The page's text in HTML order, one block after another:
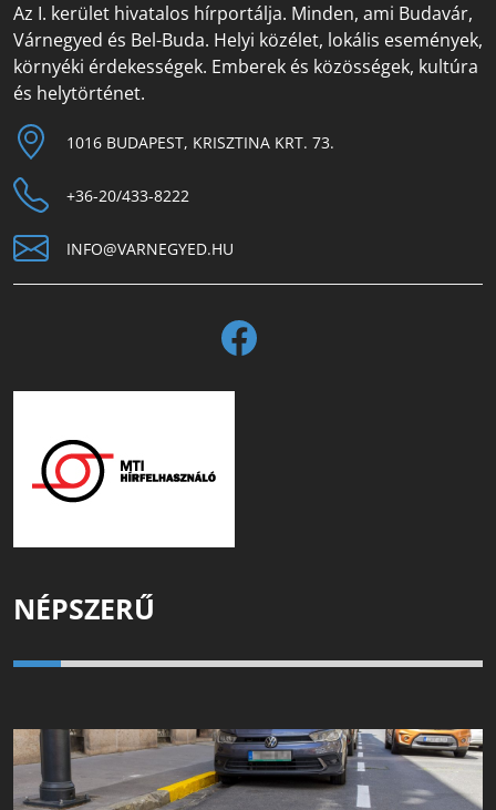
Az I. kerület hivatalos hírportálja. Minden, ami Budavár,
Várnegyed és Bel-Buda. Helyi közélet, lokális események,
környéki érdekességek. Emberek és közösségek, kultúra
és helytörténet.
1016 BUDAPEST, KRISZTINA KRT. 73.
+36-20/433-8222
INFO@VARNEGYED.HU
NÉPSZERŰ